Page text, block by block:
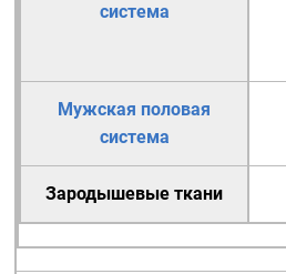
система
Мужская половая
система
Зародышевые ткани